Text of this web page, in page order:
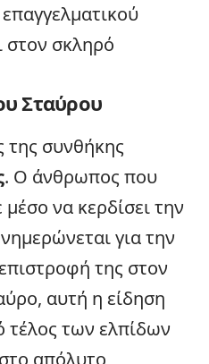
στον σκληρό
Σταύρου
της συνθήκης
. Ο άνθρωπος που
να κερδίσει την
για την
της στον
αυτή η είδηση
τέλος των ελπίδων
απόλυτο